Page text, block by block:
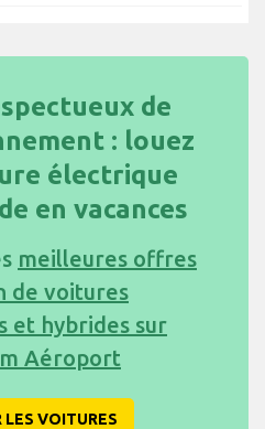
de
: louez
électrique
en vacances
meilleures offres
de voitures
et hybrides sur
Aéroport
LES VOITURES